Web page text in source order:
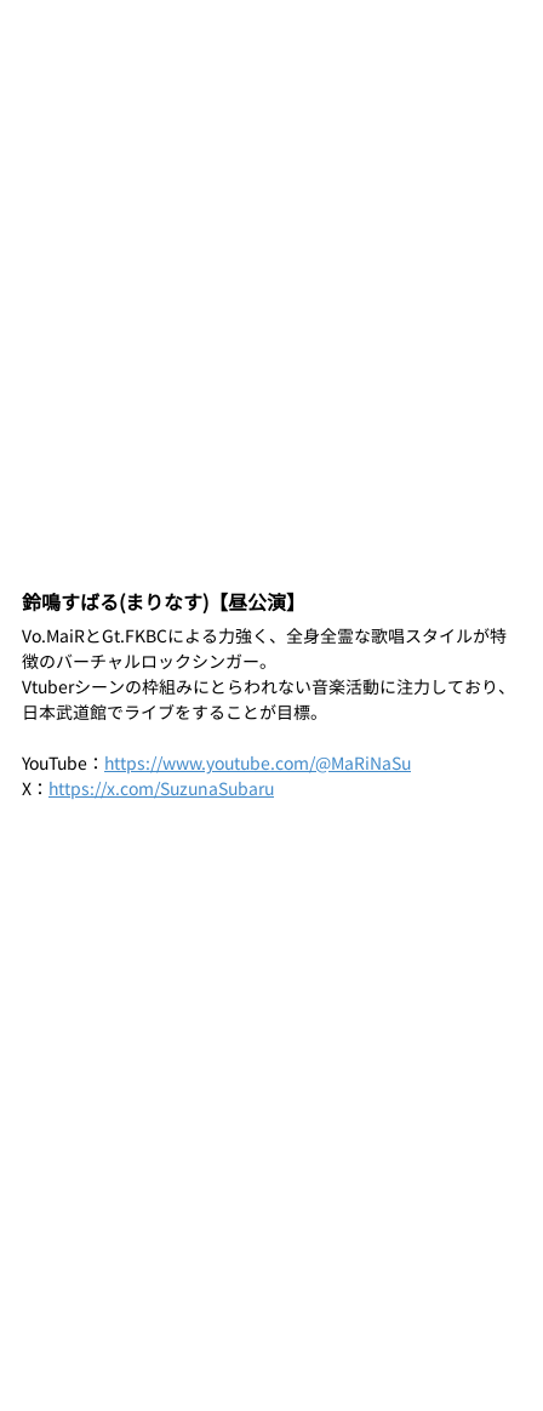
鈴鳴すばる(まりなす)【昼公演】
Vo.MaiRとGt.FKBCによる力強く、全身全霊な歌唱スタイルが特
徴のバーチャルロックシンガー。
Vtuberシーンの枠組みにとらわれない音楽活動に注力しており、
日本武道館でライブをすることが目標。
YouTube： https://www.youtube.com/@MaRiNaSu
X： https://x.com/SuzunaSubaru